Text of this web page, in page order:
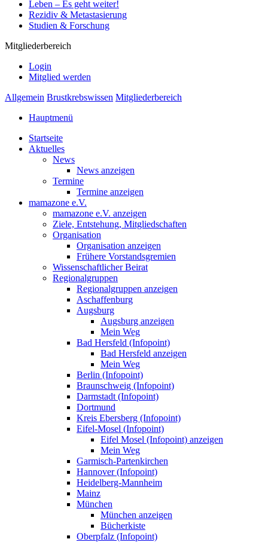
Leben – Es geht weiter!
Rezidiv & Metastasierung
Studien & Forschung
Mitgliederbereich
Login
Mitglied werden
Allgemein Brustkrebswissen Mitgliederbereich
Hauptmenü
Startseite
Aktuelles
News
News anzeigen
Termine
Termine anzeigen
mamazone e.V.
mamazone e.V. anzeigen
Ziele, Entstehung, Mitgliedschaften
Organisation
Organisation anzeigen
Frühere Vorstandsgremien
Wissenschaftlicher Beirat
Regionalgruppen
Regionalgruppen anzeigen
Aschaffenburg
Augsburg
Augsburg anzeigen
Mein Weg
Bad Hersfeld (Infopoint)
Bad Hersfeld anzeigen
Mein Weg
Berlin (Infopoint)
Braunschweig (Infopoint)
Darmstadt (Infopoint)
Dortmund
Kreis Ebersberg (Infopoint)
Eifel-Mosel (Infopoint)
Eifel Mosel (Infopoint) anzeigen
Mein Weg
Garmisch-Partenkirchen
Hannover (Infopoint)
Heidelberg-Mannheim
Mainz
München
München anzeigen
Bücherkiste
Oberpfalz (Infopoint)